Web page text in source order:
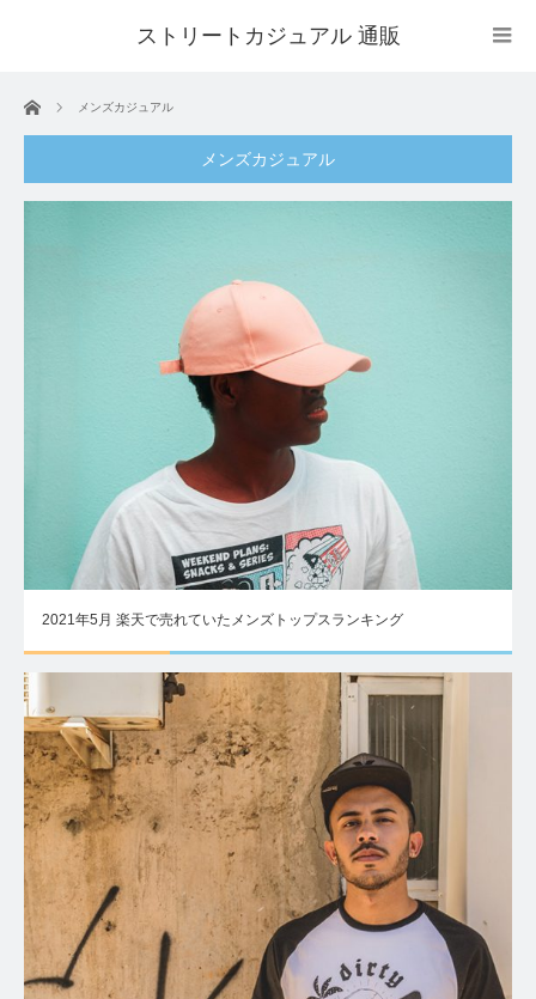
ストリートカジュアル 通販
ホーム メンズカジュアル
メンズカジュアル
2021年5月 楽天で売れていたメンズトップスランキング